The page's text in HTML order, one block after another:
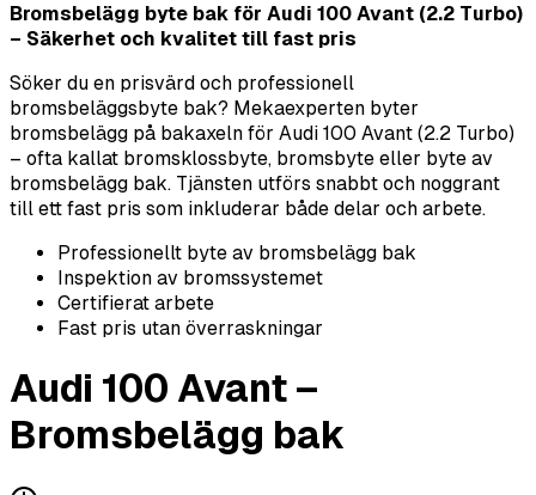
Bromsbelägg byte bak för Audi 100 Avant (2.2 Turbo)
– Säkerhet och kvalitet till fast pris
Söker du en prisvärd och professionell
bromsbeläggsbyte bak? Mekaexperten byter
bromsbelägg på bakaxeln för Audi 100 Avant (2.2 Turbo)
– ofta kallat bromsklossbyte, bromsbyte eller byte av
bromsbelägg bak. Tjänsten utförs snabbt och noggrant
till ett fast pris som inkluderar både delar och arbete.
Professionellt byte av bromsbelägg bak
Inspektion av bromssystemet
Certifierat arbete
Fast pris utan överraskningar
Audi 100 Avant –
Bromsbelägg bak